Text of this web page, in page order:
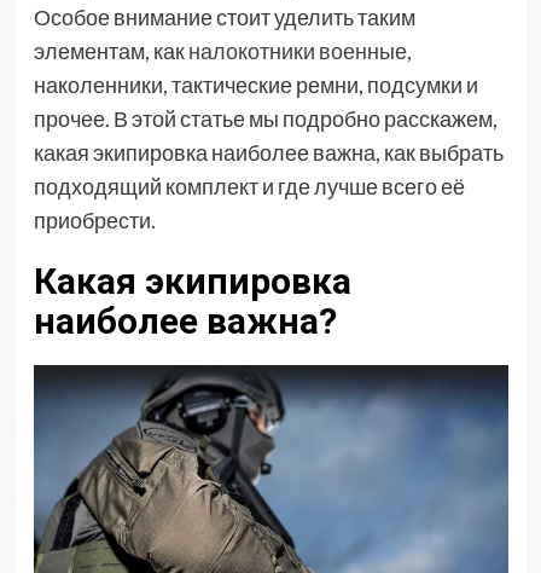
Особое внимание стоит уделить таким
элементам, какналокотники военные,
наколенники, тактические ремни, подсумки и
прочее. В этой статье мы подробно расскажем,
какая экипировка наиболее важна, как выбрать
подходящий комплект и где лучше всего её
приобрести.
Какая экипировка
наиболее важна?